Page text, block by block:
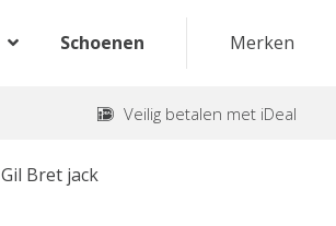
Schoenen Merken
Veilig betalen met iDeal
Gil Bret jack